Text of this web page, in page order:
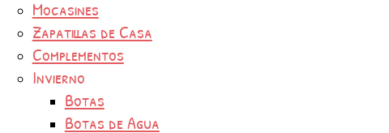
Mocasines
Zapatillas de Casa
Complementos
Invierno
Botas
Botas de Agua